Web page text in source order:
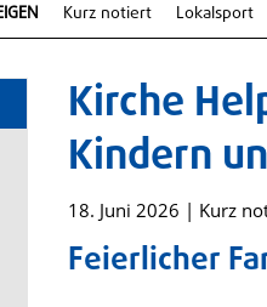
Kurz notiert Lokalsport
Kirche
Kindern
18. Juni 2026 | Kurz
Feierlicher